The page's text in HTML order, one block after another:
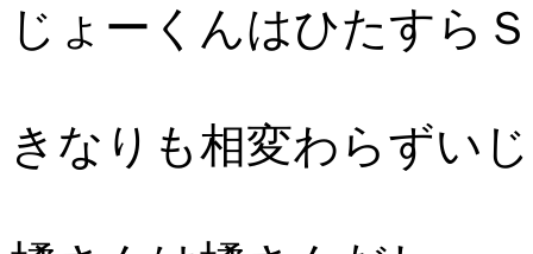
じょーくんはひたすら
きなりも相変わらずい